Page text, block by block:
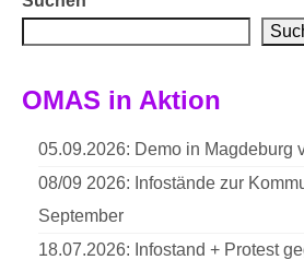
OMAS in Aktion
05.09.2026: Demo in Magdeburg
08/09 2026: Infostände zur
September
18.07.2026: Infostand + Protest